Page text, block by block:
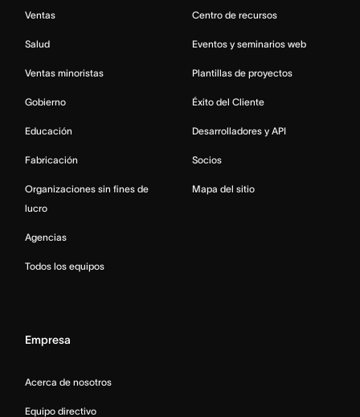
Ventas
Salud
Ventas minoristas
Gobierno
Educación
Fabricación
Organizaciones sin fines de
lucro
Agencias
Todos los equipos
Centro de recursos
Eventos y seminarios web
Plantillas de proyectos
Éxito del Cliente
Desarrolladores y API
Socios
Mapa del sitio
Empresa
Acerca de nosotros
Equipo directivo